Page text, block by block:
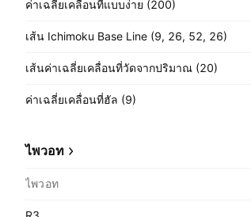
ค่าเฉลี่ยเคลื่อนที่แบบง่าย (200)
เส้น Ichimoku Base Line (9, 26, 52, 26)
เส้นค่าเฉลี่ยเคลื่อนที่วัดจากปริมาณ (20)
ค่าเฉลี่ยเคลื่อนที่ฮัล (9)
ไพวอท
ไพวอท